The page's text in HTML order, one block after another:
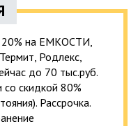
20% на ЕМКОСТИ,
Родлекс,
до 70 тыс.руб.
со скидкой 80%
Рассрочка.